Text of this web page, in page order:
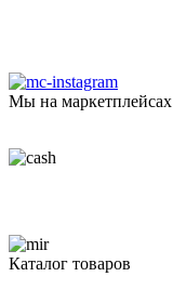
Мы на маркетплейсах
Каталог товаров